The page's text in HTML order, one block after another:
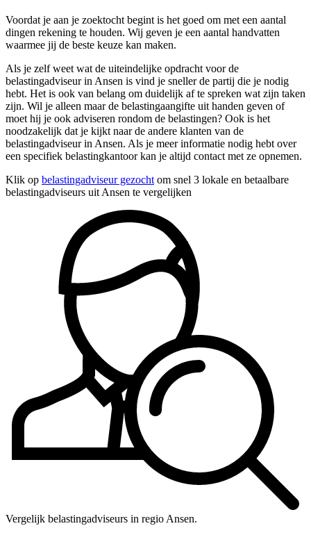
Voordat je aan je zoektocht begint is het goed om met een aantal
dingen rekening te houden. Wij geven je een aantal handvatten
waarmee jij de beste keuze kan maken.
Als je zelf weet wat de uiteindelijke opdracht voor de
belastingadviseur in Ansen is vind je sneller de partij die je nodig
hebt. Het is ook van belang om duidelijk af te spreken wat zijn taken
zijn. Wil je alleen maar de belastingaangifte uit handen geven of
moet hij je ook adviseren rondom de belastingen? Ook is het
noodzakelijk dat je kijkt naar de andere klanten van de
belastingadviseur in Ansen. Als je meer informatie nodig hebt over
een specifiek belastingkantoor kan je altijd contact met ze opnemen.
Klik op belastingadviseur gezocht om snel 3 lokale en betaalbare
belastingadviseurs uit Ansen te vergelijken
Vergelijk belastingadviseurs in regio Ansen.